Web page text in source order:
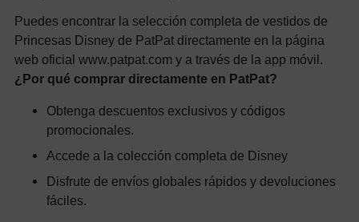
Puedes encontrar la selección completa de vestidos de
Princesas Disney de PatPat directamente en la página
web oficial www.patpat.com y a través de la app móvil.
¿Por qué comprar directamente en PatPat?
Obtenga descuentos exclusivos y códigos
promocionales.
Accede a la colección completa de Disney
Disfrute de envíos globales rápidos y devoluciones
fáciles.